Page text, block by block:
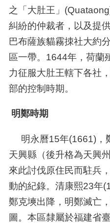
之「大肚王」
糾紛的仲裁者，以及提
巴布薩族貓霧拺社大約
區一帶。 1644年，荷蘭
力征服大肚王轄下各社
部的控制時期。
明鄭時期
明永曆15年(1661)
天興縣（後升格為天興
來此討伐原住民而駐兵
動的紀錄。清康熙23年
鄭克塽出降，明鄭滅亡
圖。本區隸屬於福建省